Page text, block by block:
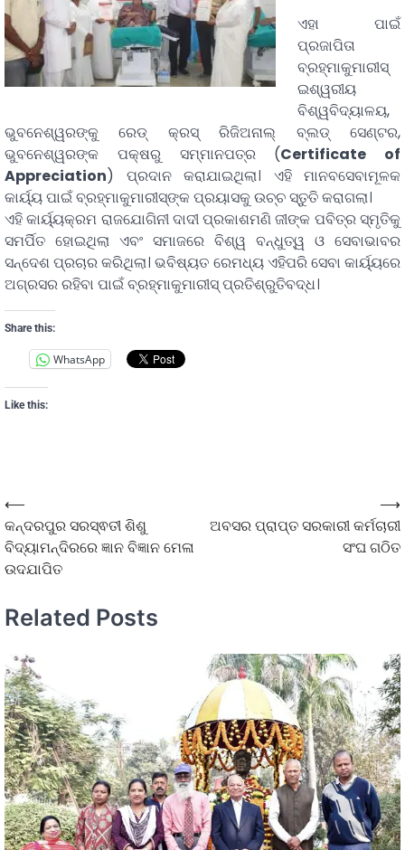
ଏହା ପାଇଁ
ପ୍ରଜାପିତା
ବ୍ରହ୍ମାକୁମାରୀସ୍
ଇଶ୍ୱରୀୟ
ବିଶ୍ୱବିଦ୍ୟାଳୟ,
ଭୁବନେଶ୍ୱରଙ୍କୁ ରେଡ୍ କ୍ରସ୍ ରିଜିଅନାଲ୍ ବ୍ଲଡ୍ ସେଣ୍ଟର,
ଭୁବନେଶ୍ୱରଙ୍କ ପକ୍ଷରୁ ସମ୍ମାନପତ୍ର (Certificate of
Appreciation) ପ୍ରଦାନ କରାଯାଇଥିଲା। ଏହି ମାନବସେବାମୂଳକ
କାର୍ୟ୍ୟ ପାଇଁ ବ୍ରହ୍ମାକୁମାରୀସ୍ଙ୍କ ପ୍ରୟାସକୁ ଉଚ୍ଚ ସ୍ତୁତି କରାଗଲା।
ଏହି କାର୍ୟ୍ୟକ୍ରମ ରାଜଯୋଗିନୀ ଦାଦୀ ପ୍ରକାଶମଣି ଜୀଙ୍କ ପବିତ୍ର ସ୍ମୃତିକୁ
ସମର୍ପିତ ହୋଇଥିଲା ଏବଂ ସମାଜରେ ବିଶ୍ୱ ବନ୍ଧୁତ୍ୱ ଓ ସେବାଭାବର
ସନ୍ଦେଶ ପ୍ରଚାର କରିଥିଲା। ଭବିଷ୍ୟତ ରେମଧ୍ୟ ଏହିପରି ସେବା କାର୍ୟ୍ୟରେ
ଅଗ୍ରସର ରହିବା ପାଇଁ ବ୍ରହ୍ମାକୁମାରୀସ୍ ପ୍ରତିଶ୍ରୁତିବଦ୍ଧ।
Share this:
WhatsApp
Like this:
⟵
କନ୍ଦରପୁର ସରସ୍ଵତୀ ଶିଶୁ
ବିଦ୍ୟାମନ୍ଦିରରେ ଜ୍ଞାନ ବିଜ୍ଞାନ ମେଳା
ଉଦଯାପିତ
ଅବସର ପ୍ରାପ୍ତ ସରକାରୀ କର୍ମଚାରୀ
ସଂଘ ଗଠିତ
⟶
Related Posts